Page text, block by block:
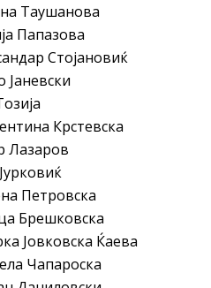
Таушанова
Папазова
Стојановиќ
Јаневски
Крстевска
Лазаров
Петровска
Брешковска
Јовковска Ќаева
Чапароска